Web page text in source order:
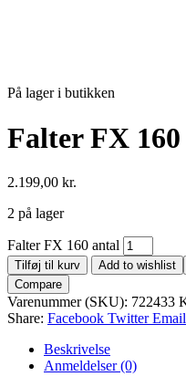
På lager i butikken
Falter FX 160
2.199,00 kr.
2 på lager
Falter FX 160 antal
Tilføj til kurv Add to wishlist
Compare
Varenummer (SKU): 722433
Share: Facebook Twitter Email
Beskrivelse
Anmeldelser (0)